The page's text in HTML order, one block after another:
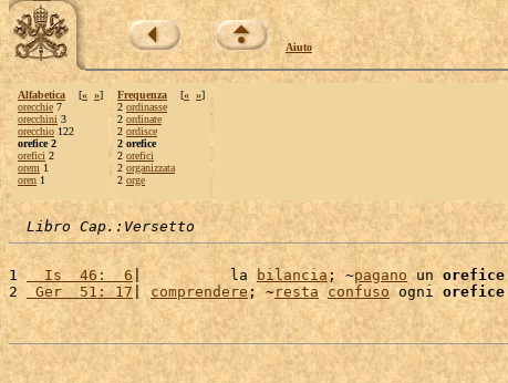
Aiuto
Alfabetica [« »]
orecchie 7
orecchini 3
orecchio 122
orefice 2
orefici 2
orem 1
oren 1
Frequenza [« »]
2 ordinasse
2 ordinate
2 ordisce
2 orefice
2 orefici
2 organizzata
2 orge
Libro Cap.:Versetto
1
  Is  46:  6
|          la bilancia ; ~pagano un orefice
2
Ger  51: 17 comprendere; ~resta confuso ogni orefice